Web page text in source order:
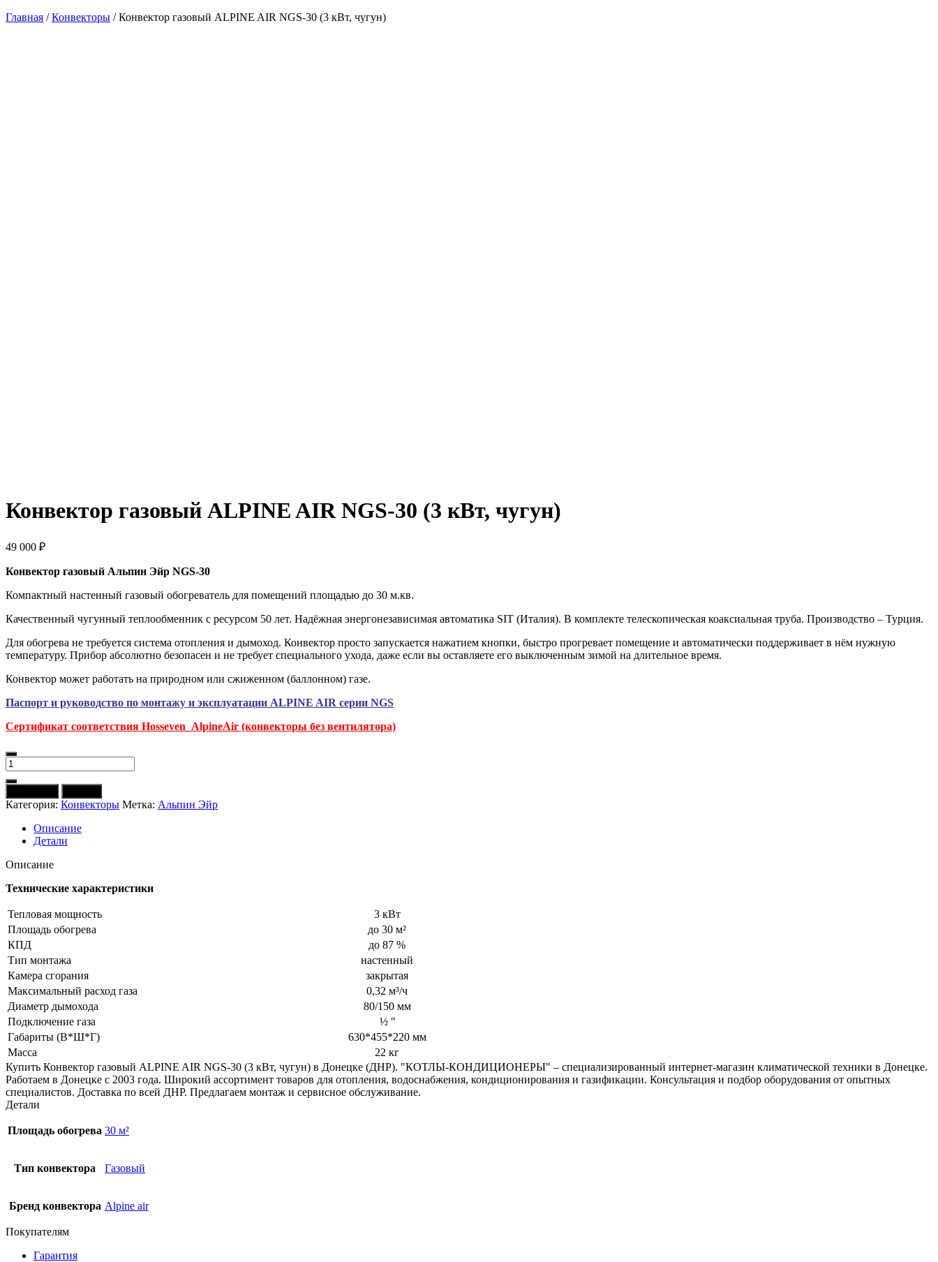
Главная /Конвекторы / Конвектор газовый ALPINE AIR NGS-30 (3 кВт, чугун)
Конвектор газовый ALPINE AIR NGS-30 (3 кВт, чугун)
49 000 ₽
Конвектор газовый Альпин Эйр NGS-30
Компактный настенный газовый обогреватель для помещений площадью до 30 м.кв.
Качественный чугунный теплообменник с ресурсом 50 лет. Надёжная энергонезависимая автоматика SIT (Италия). В комплекте телескопическая коаксиальная труба. Производство – Турция.
Для обогрева не требуется система отопления и дымоход. Конвектор просто запускается нажатием кнопки, быстро прогревает помещение и автоматически поддерживает в нём нужную
температуру. Прибор абсолютно безопасен и не требует специального ухода, даже если вы оставляете его выключенным зимой на длительное время.
Конвектор может работать на природном или сжиженном (баллонном) газе.
Паспорт и руководство по монтажу и эксплуатации ALPINE AIR серии NGS
Сертификат соответствия Hosseven_AlpineAir (конвекторы без вентилятора)
Количество
товара
Конвектор
газовый
ALPINE
AIR
NGS-
(3
чугун)
Категория: Конвекторы Метка: Альпин Эйр
Описание
Детали
Описание
Технические характеристики
Тепловая мощность
3 кВт
Площадь обогрева
до 30 м²
КПД
до 87 %
Тип монтажа
настенный
Камера сгорания
закрытая
Максимальный расход газа
0,32 м³/ч
Диаметр дымохода
80/150 мм
Подключение газа
½ ʺ
Габариты (В*Ш*Г)
630*455*220 мм
Масса
22 кг
Купить Конвектор газовый ALPINE AIR NGS-30 (3 кВт, чугун) в Донецке (ДНР). "КОТЛЫ-КОНДИЦИОНЕРЫ" – специализированный интернет-магазин климатической техники в Донецке.
Работаем в Донецке с 2003 года. Широкий ассортимент товаров для отопления, водоснабжения, кондиционирования и газификации. Консультация и подбор оборудования от опытных
специалистов. Доставка по всей ДНР. Предлагаем монтаж и сервисное обслуживание.
Детали
Площадь обогрева 30 м²
Тип конвектора Газовый
Бренд конвектора Alpine air
Покупателям
Гарантия